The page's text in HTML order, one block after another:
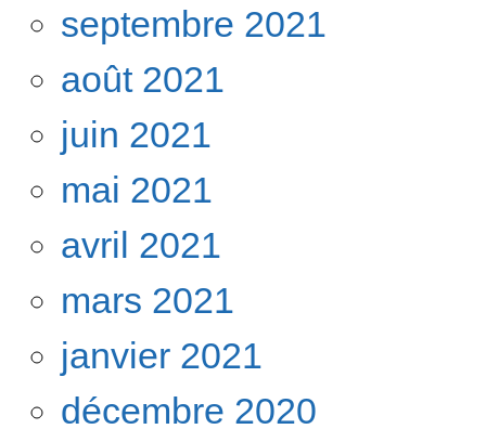
septembre 2021
août 2021
juin 2021
mai 2021
avril 2021
mars 2021
janvier 2021
décembre 2020